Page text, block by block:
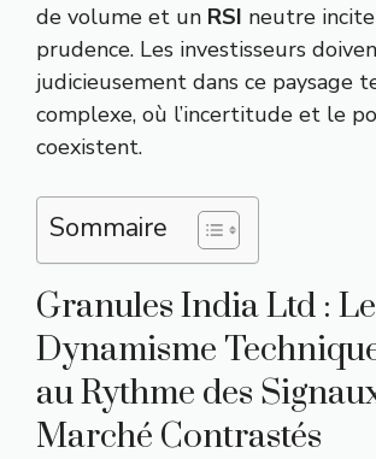
de volume et un RSI neutre
prudence. Les investisseurs
judicieusement dans ce paysage
complexe, où l’incertitude et le
coexistent.
Sommaire
Granules India Ltd : Le
Dynamisme
au Rythme des
Marché Contrastés